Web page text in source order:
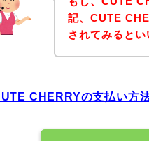
記、CUTE
されてみるとい
CHERRYの支払い方